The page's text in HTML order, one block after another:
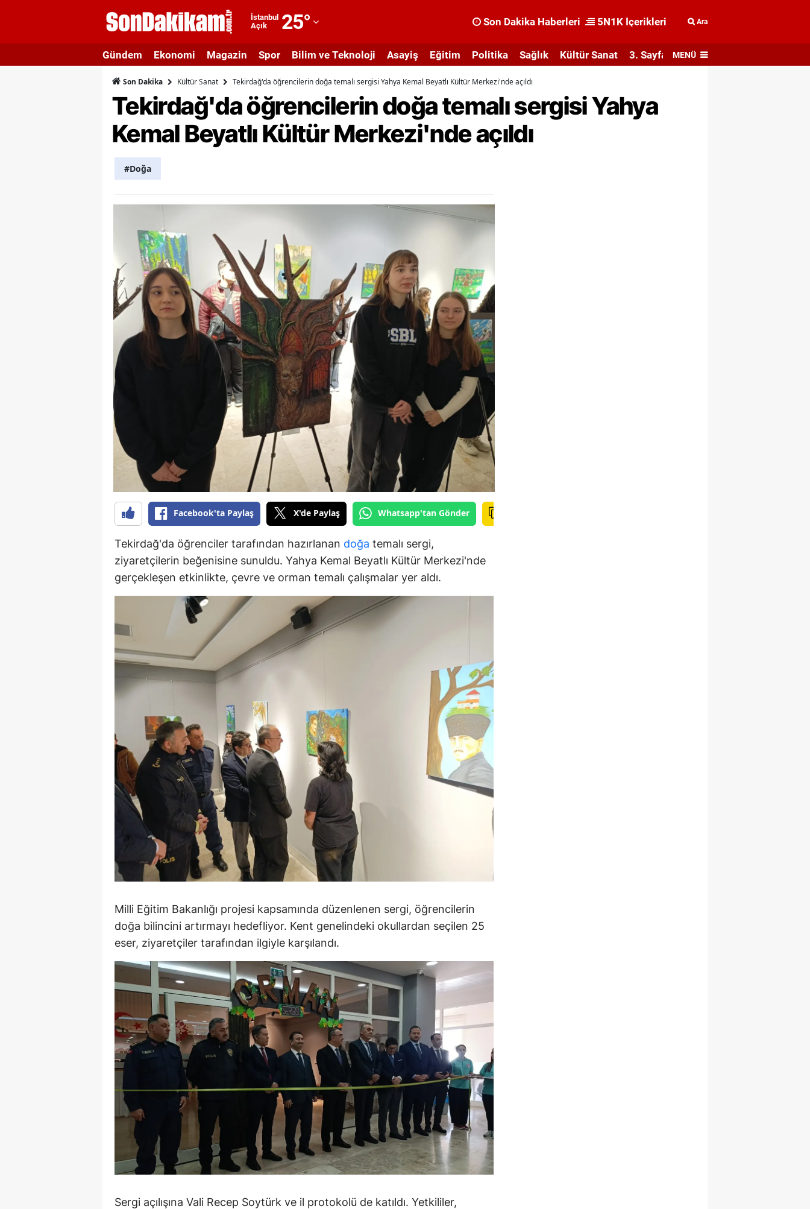
İstanbul
Açık
25°
Adıyaman
Afyonkarahisar
Ağrı
Amasya
Aydın
Balıkesir
Bilecik
Bingöl
Bitlis
Bolu
Burdur
Bursa
Çanakkale
Çankırı
Çorum
Denizli
Edirne
Elazığ
Erzincan
Erzurum
Eskişehir
Giresun
Gümüşhane
Hakkari
Hatay
Isparta
Mersin
İstanbul
İzmir
Kastamonu
Kayseri
Kırklareli
Kırşehir
Kocaeli
Konya
Kütahya
Malatya
Manisa
Kahramanmaraş
Mardin
Muğla
Son Dakika Haberleri 5N1K İçerikleri Ara
Gündem Ekonomi Magazin Spor Bilim ve Teknoloji Asayiş Eğitim Politika Sağlık Kültür Sanat 3. Sayfa MENÜ
Son Dakika Kültür Sanat Tekirdağ'da öğrencilerin doğa temalı sergisi Yahya Kemal Beyatlı Kültür Merkezi'nde açıldı
Tekirdağ'da öğrencilerin doğa temalı sergisi Yahya
Kemal Beyatlı Kültür Merkezi'nde açıldı
#Doğa
Facebook'ta Paylaş X'de Paylaş Whatsapp'tan Gönder
Tekirdağ'da öğrenciler tarafından hazırlanan doğa temalı sergi,
ziyaretçilerin beğenisine sunuldu. Yahya Kemal Beyatlı Kültür Merkezi'nde
gerçekleşen etkinlikte, çevre ve orman temalı çalışmalar yer aldı.
Milli Eğitim Bakanlığı projesi kapsamında düzenlenen sergi, öğrencilerin
doğa bilincini artırmayı hedefliyor. Kent genelindeki okullardan seçilen 25
eser, ziyaretçiler tarafından ilgiyle karşılandı.
Sergi açılışına Vali Recep Soytürk ve il protokolü de katıldı. Yetkililer,